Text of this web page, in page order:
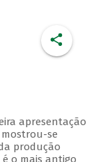
apresentação
mostrou-se
produção